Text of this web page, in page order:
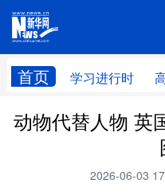
首页 学习进行时
学习进行时 高层
动物代替人物 英
2026-06-03